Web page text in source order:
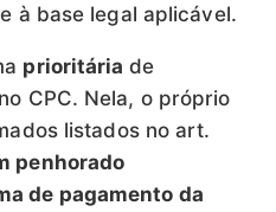
à base legal aplicável.
prioritária de
CPC. Nela, o próprio
listados no art.
penhorado
de pagamento da